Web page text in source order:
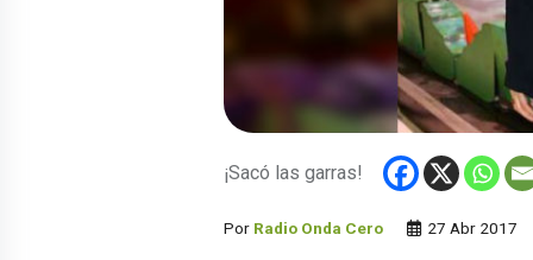
¡Sacó las garras!
Por Radio Onda Cero 27 Abr 2017